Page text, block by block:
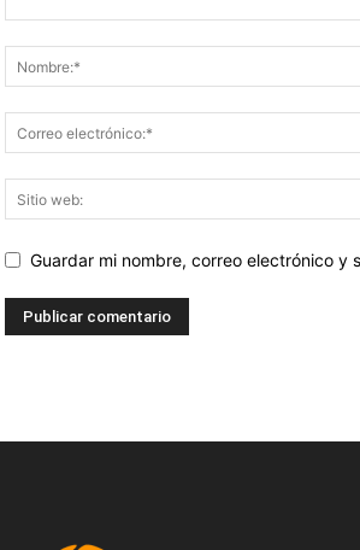
Guardar mi nombre, correo electrónico